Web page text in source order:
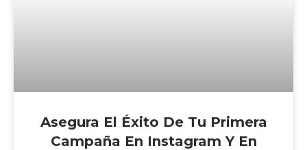
Asegura El Éxito De Tu Primera
Campaña En Instagram Y En